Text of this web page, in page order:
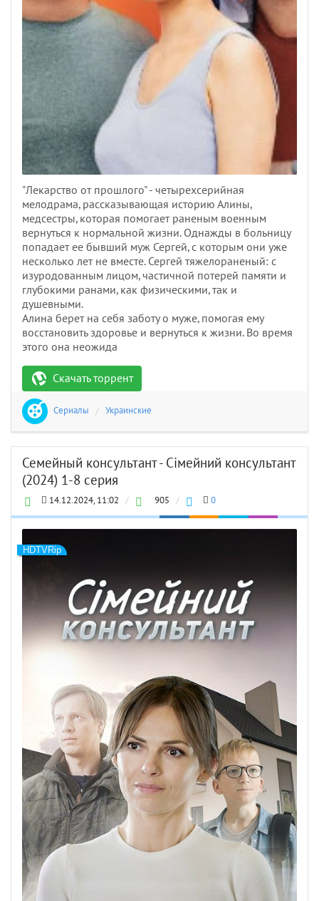
"Лекарство от прошлого" - четырехсерийная
мелодрама, рассказывающая историю Алины,
медсестры, которая помогает раненым военным
вернуться к нормальной жизни. Однажды в больницу
попадает ее бывший муж Сергей, с которым они уже
несколько лет не вместе. Сергей тяжелораненый: с
изуродованным лицом, частичной потерей памяти и
глубокими ранами, как физическими, так и
душевными.
Алина берет на себя заботу о муже, помогая ему
восстановить здоровье и вернуться к жизни. Во время
этого она неожида
Скачать торрент
Сериалы / Украинские
Семейный консультант - Сімейний консультант
(2024) 1-8 серия
14.12.2024, 11:02 / 905 / 0
HDTVRip